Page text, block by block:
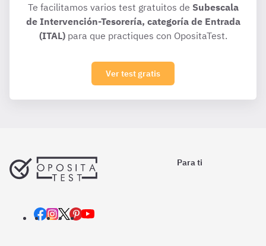
Te facilitamos varios test gratuitos de Subescala
de Intervención-Tesorería, categoría de Entrada
(ITAL)para que practiques con OpositaTest.
Ver test gratis
Para ti